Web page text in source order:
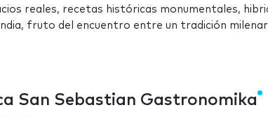
reales, recetas históricas monumentales,
fruto del encuentro entre un tradición
San Sebastian Gastronomika